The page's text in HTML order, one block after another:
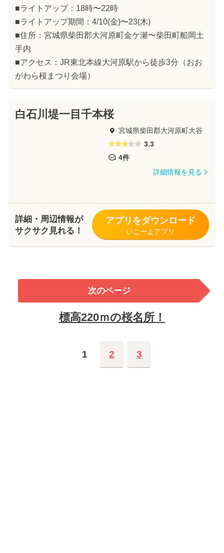
■ライトアップ：18時〜22時
■ライトアップ期間：4/10(金)〜23(木)
■住所：宮城県柴田郡大河原町金ケ瀬〜柴田町船岡土
手内
■アクセス：JR東北本線大河原駅から徒歩3分（おお
がわら桜まつり会場）
白石川堤一目千本桜
宮城県柴田郡大河原町大谷
3.3
4件
詳細情報を見る
詳細・周辺情報が
サクサク見れる！
アプリをダウンロード
いこーよアプリ
次のページ
標高220ｍの桜名所！
1 2 3